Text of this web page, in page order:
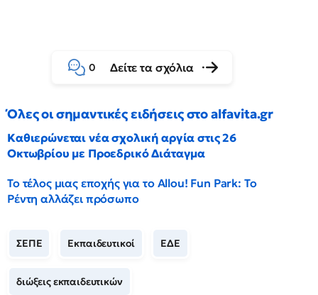
0 Δείτε τα σχόλια
Όλες οι σημαντικές ειδήσεις στο alfavita.gr
Καθιερώνεται νέα σχολική αργία στις 26
Οκτωβρίου με Προεδρικό Διάταγμα
Το τέλος μιας εποχής για το Allou! Fun Park: Το
Ρέντη αλλάζει πρόσωπο
ΣΕΠΕ Εκπαιδευτικοί ΕΔΕ
διώξεις εκπαιδευτικών